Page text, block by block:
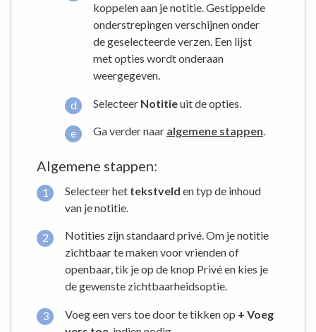
koppelen aan je notitie. Gestippelde
onderstrepingen verschijnen onder
de geselecteerde verzen. Een lijst
met opties wordt onderaan
weergegeven.
Selecteer Notitieuit de opties.
Ga verder naar algemene stappen.
Algemene stappen:
Selecteer het tekstveld en typ de inhoud
van je notitie.
Notities zijn standaard privé. Om je notitie
zichtbaar te maken voor vrienden of
openbaar, tik je op de knop Privé en kies je
de gewenste zichtbaarheidsoptie.
Voeg een vers toe door te tikken op + Voeg